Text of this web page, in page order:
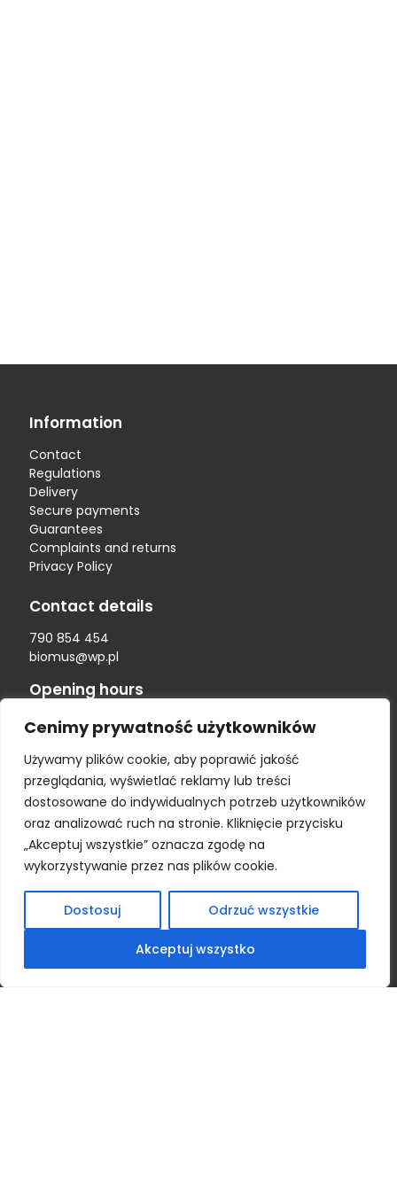
Cenimy prywatność użytkowników
Używamy plików cookie, aby poprawić jakość
przeglądania, wyświetlać reklamy lub treści
dostosowane do indywidualnych potrzeb użytkowników
oraz analizować ruch na stronie. Kliknięcie przycisku
„Akceptuj wszystkie” oznacza zgodę na
wykorzystywanie przez nas plików cookie.
Dostosuj Odrzuć wszystkie
Akceptuj wszystko
Information
Contact
Regulations
Delivery
Secure payments
Guarantees
Complaints and returns
Privacy Policy
Contact details
790 854 454
biomus@wp.pl
Opening hours
Monday - Friday
00 00
Address data
Biomus sp. z o.o.
ul. Chemiczna 7
20-329 Lublin
mBank:
PL 18 1140 2004 0000 3302 7520 6158
Newsletter